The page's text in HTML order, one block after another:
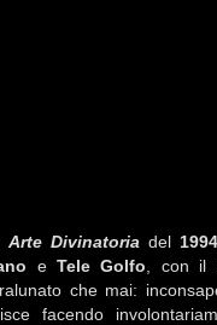
Arte Divinatoriadel 1994
eTele Golfo , con il
che mai:
facendo